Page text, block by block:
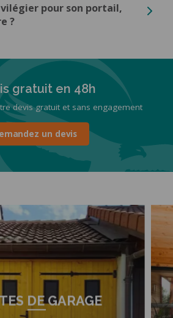
pour son portail,
?
gratuit en 48h
devis gratuit et sans engagement
un devis
DE GARAGE